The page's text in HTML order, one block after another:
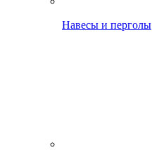
Навесы и перголы